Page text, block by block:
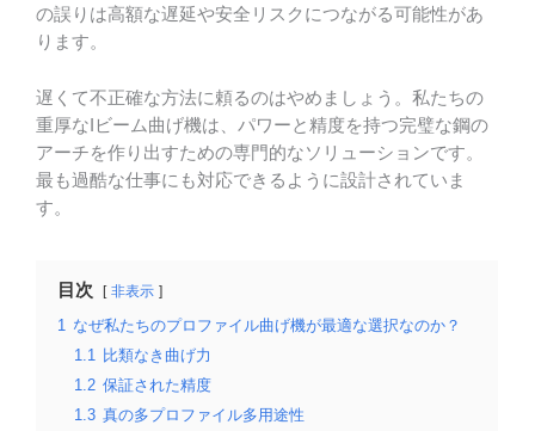
の誤りは高額な遅延や安全リスクにつながる可能性があ
ります。
遅くて不正確な方法に頼るのはやめましょう。私たちの
重厚なIビーム曲げ機は、パワーと精度を持つ完璧な鋼の
アーチを作り出すための専門的なソリューションです。
最も過酷な仕事にも対応できるように設計されていま
す。
目次 非表示
1 なぜ私たちのプロファイル曲げ機が最適な選択なのか？
1.1 比類なき曲げ力
1.2 保証された精度
1.3 真の多プロファイル多用途性